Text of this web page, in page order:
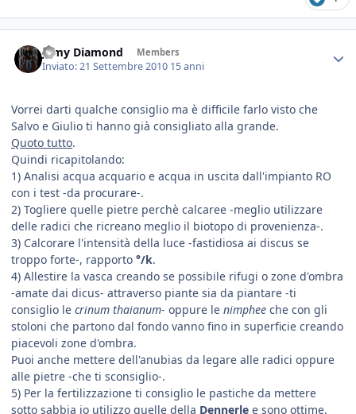
Jamy Diamond Members
Inviato:21 Settembre 2010 15 anni
Vorrei darti qualche consiglio ma è difficile farlo visto che
Salvo e Giulio ti hanno già consigliato alla grande.
Quoto tutto.
Quindi ricapitolando:
1) Analisi acqua acquario e acqua in uscita dall'impianto RO
con i test -da procurare-.
2) Togliere quelle pietre perchè calcaree -meglio utilizzare
delle radici che ricreano meglio il biotopo di provenienza-.
3) Calcorare l'intensità della luce -fastidiosa ai discus se
troppo forte-, rapporto °/k.
4) Allestire la vasca creando se possibile rifugi o zone d'ombra
-amate dai dicus- attraverso piante sia da piantare -ti
consiglio le crinum thaianum- oppure le nimphee che con gli
stoloni che partono dal fondo vanno fino in superficie creando
piacevoli zone d'ombra.
Puoi anche mettere dell'anubias da legare alle radici oppure
alle pietre -che ti sconsiglio-.
5) Per la fertilizzazione ti consiglio le pastiche da mettere
sotto sabbia io utilizzo quelle della Dennerle e sono ottime.